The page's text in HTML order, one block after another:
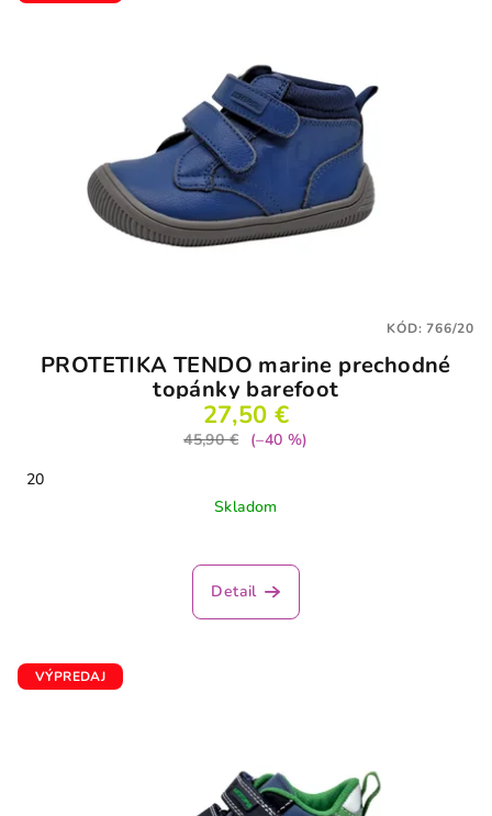
PROTETIKA TENDO marine prechodné
topánky barefoot
27,50 €
45,90 €
(–40 %)
20
Skladom
Detail
KÓD:766/20
VÝPREDAJ